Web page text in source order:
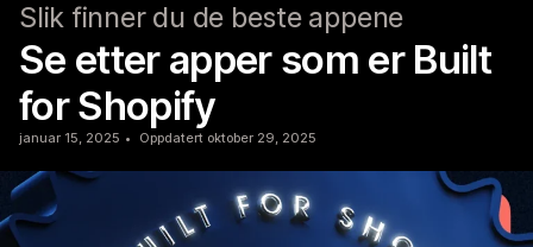
Slik finner du de beste appene
Se etter apper som er Built
for Shopify
januar 15, 2025 Oppdatert oktober 29, 2025